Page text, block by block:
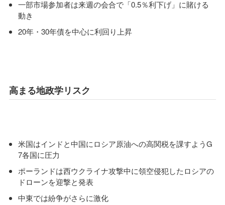
一部市場参加者は来週の会合で「0.5％利下げ」に賭ける
動き
20年・30年債を中心に利回り上昇
高まる地政学リスク
米国はインドと中国にロシア原油への高関税を課すようG
7各国に圧力
ポーランドは西ウクライナ攻撃中に領空侵犯したロシアの
ドローンを迎撃と発表
中東では紛争がさらに激化